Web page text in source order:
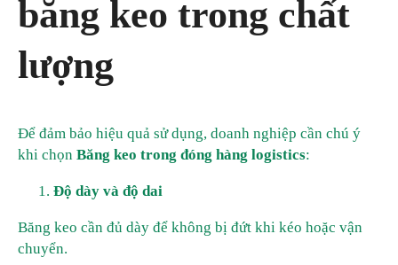
băng keo trong chất
lượng
Để đảm bảo hiệu quả sử dụng, doanh nghiệp cần chú ý
khi chọn Băng keo trong đóng hàng logistics:
Độ dày và độ dai
Băng keo cần đủ dày để không bị đứt khi kéo hoặc vận
chuyển.